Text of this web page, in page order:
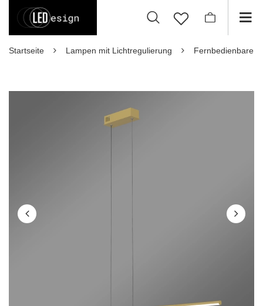
Startseite Lampen mit Lichtregulierung Fernbedienbare